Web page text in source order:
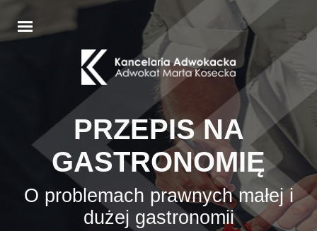
PRZEPIS NA
GASTRONOMIĘ
O problemach prawnych małej i
dużej gastronomii